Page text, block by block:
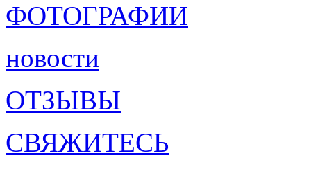
ФОТОГРАФИИ
новости
ОТЗЫВЫ
СВЯЖИТЕСЬ